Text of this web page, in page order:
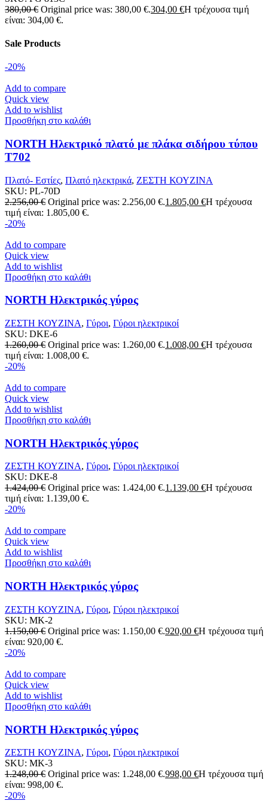
380,00€ Original price was: 380,00 €.304,00 €Η τρέχουσα τιμή
είναι: 304,00 €.
Sale Products
-20%
Add to compare
Quick view
Add to wishlist
Προσθήκη στο καλάθι
NORTH Ηλεκτρικό πλατό με πλάκα σιδήρου τύπου
T702
Πλατό- Εστίες, Πλατό ηλεκτρικά, ΖΕΣΤΗ ΚΟΥΖΙΝΑ
SKU: PL-70D
2.256,00€ Original price was: 2.256,00 €.1.805,00 €Η τρέχουσα
τιμή είναι: 1.805,00 €.
-20%
Add to compare
Quick view
Add to wishlist
Προσθήκη στο καλάθι
NORTH Ηλεκτρικός γύρος
ΖΕΣΤΗ ΚΟΥΖΙΝΑ, Γύροι, Γύροι ηλεκτρικοί
SKU: DKE-6
1.260,00€ Original price was: 1.260,00 €.1.008,00 €Η τρέχουσα
τιμή είναι: 1.008,00 €.
-20%
Add to compare
Quick view
Add to wishlist
Προσθήκη στο καλάθι
NORTH Ηλεκτρικός γύρος
ΖΕΣΤΗ ΚΟΥΖΙΝΑ, Γύροι, Γύροι ηλεκτρικοί
SKU: DKE-8
1.424,00€ Original price was: 1.424,00 €.1.139,00 €Η τρέχουσα
τιμή είναι: 1.139,00 €.
-20%
Add to compare
Quick view
Add to wishlist
Προσθήκη στο καλάθι
NORTH Ηλεκτρικός γύρος
ΖΕΣΤΗ ΚΟΥΖΙΝΑ, Γύροι, Γύροι ηλεκτρικοί
SKU: MK-2
1.150,00€ Original price was: 1.150,00 €.920,00 €Η τρέχουσα τιμή
είναι: 920,00 €.
-20%
Add to compare
Quick view
Add to wishlist
Προσθήκη στο καλάθι
NORTH Ηλεκτρικός γύρος
ΖΕΣΤΗ ΚΟΥΖΙΝΑ, Γύροι, Γύροι ηλεκτρικοί
SKU: MK-3
1.248,00€ Original price was: 1.248,00 €.998,00 €Η τρέχουσα τιμή
είναι: 998,00 €.
-20%